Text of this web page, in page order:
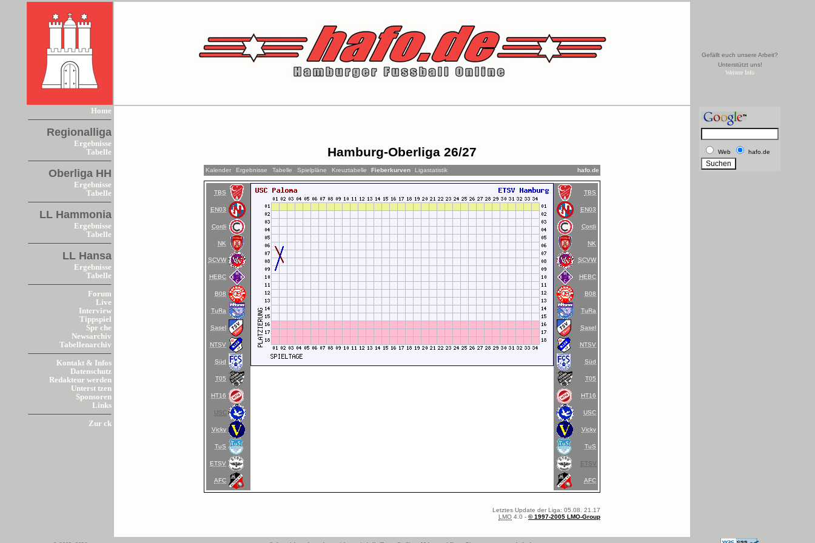
Gefällt euch unsere Arbeit?
Unterstützt uns!
Weitere Info
Home
Regionalliga
Ergebnisse
Tabelle
Oberliga HH
Ergebnisse
Tabelle
LL Hammonia
Ergebnisse
Tabelle
LL Hansa
Ergebnisse
Tabelle
Forum
Live
Interview
Tippspiel
Spr che
Newsarchiv
Tabellenarchiv
Kontakt & Infos
Datenschutz
Redakteur werden
Unterst tzen
Sponsoren
Links
Zur ck
Hamburg-Oberliga 26/27
Kalender Ergebnisse Tabelle Spielpläne Kreuztabelle Fieberkurven Ligastatistik hafo.de
TBS
EN03
Cordi
NK
SCVW
HEBC
B08
TuRa
Sasel
NTSV
Süd
T05
HT16
USC
Vicky
TuS
ETSV
AFC
TBS
EN03
Cordi
NK
SCVW
HEBC
B08
TuRa
Sasel
NTSV
Süd
T05
HT16
USC
Vicky
TuS
ETSV
AFC
Letztes Update der Liga: 05.08. 21.17
LMO 4.0 - © 1997-2005 LMO-Group
Web hafo.de